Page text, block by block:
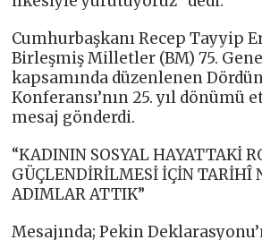
Cumhurbaşkanı Recep Tayyip
Birleşmiş Milletler (BM) 75.
kapsamında düzenlenen
Konferansı’nın 25. yıl dönümü
mesaj gönderdi.
“KADININ SOSYAL HAYATTAKİ
GÜÇLENDİRİLMESİ İÇİN TARİHÎ
ADIMLAR ATTIK”
Mesajında; Pekin